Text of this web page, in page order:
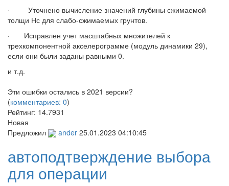
· Уточнено вычисление значений глубины сжимаемой
толщи Нс для слабо-сжимаемых грунтов.
· Исправлен учет масштабных множителей к
трехкомпонентной акселерограмме (модуль динамики 29),
если они были заданы равными 0.
и т.д.
Эти ошибки остались в 2021 версии?
(комментариев: 0)
Рейтинг: 14.7931
Новая
Предложил
ander 25.01.2023 04:10:45
автоподтверждение выбора
для операции